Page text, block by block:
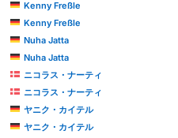
Kenny Freßle
Kenny Freßle
Nuha Jatta
Nuha Jatta
ニコラス・ナーティ
ニコラス・ナーティ
ヤニク・カイテル
ヤニク・カイテル